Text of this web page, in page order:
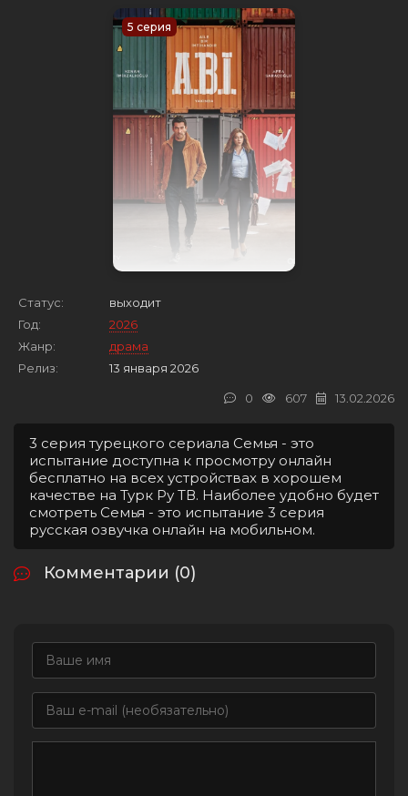
5 серия
Статус:
выходит
Год:
2026
Жанр:
драма
Релиз:
13 января 2026
13.02.2026
607
0
3 серия турецкого сериала Семья - это
испытание доступна к просмотру онлайн
бесплатно на всех устройствах в хорошем
качестве на Турк Ру ТВ. Наиболее удобно будет
смотреть Семья - это испытание 3 серия
русская озвучка онлайн на мобильном.
Комментарии (0)